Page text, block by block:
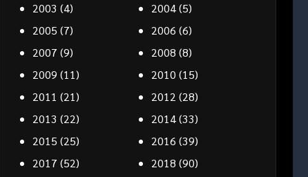
2003 (4) 2004(5)
2005 (7) 2006 (6)
2007 (9) 2008 (8)
2009 (11) 2010 (15)
2011 (21) 2012 (28)
2013 (22) 2014(33)
2015 (25) 2016 (39)
2017 (52) 2018 (90)